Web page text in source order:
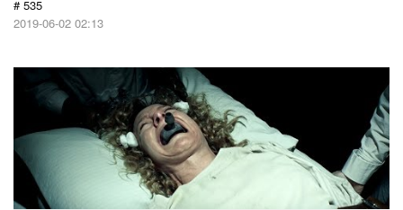
# 535
2019-06-02 02:13